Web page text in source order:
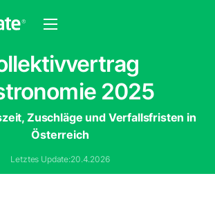
2025
Zuschläge und Verfallsfristen in
Österreich
Letztes Update:20.4.2026